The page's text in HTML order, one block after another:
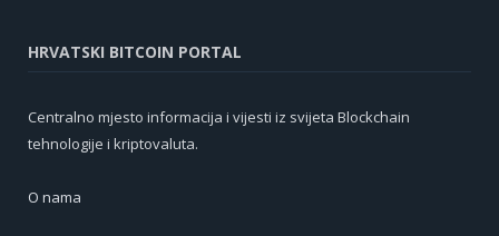
HRVATSKI BITCOIN PORTAL
Centralno mjesto informacija i vijesti iz svijeta Blockchain
tehnologije i kriptovaluta.
O nama